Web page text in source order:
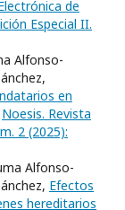
de
Especial II.
Alfonso-
en
Noesis. Revista
2 (2025):
Alfonso-
Efectos
hereditarios